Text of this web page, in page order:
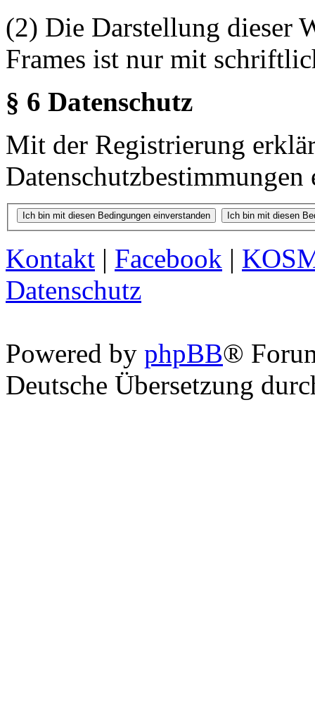
(2) Die Darstellung dieser
Frames ist nur mit
§ 6 Datenschutz
Mit der Registrierung
Datenschutzbestimmungen
Kontakt | Facebook |
Datenschutz
Powered by phpBB®
Deutsche Übersetzung